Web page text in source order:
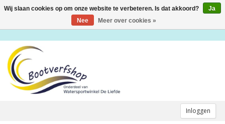
Inloggen
Toggle
Wij slaan cookies op om onze website te verbeteren. Is dat akkoord?
Ja
Nee
Meer over cookies »